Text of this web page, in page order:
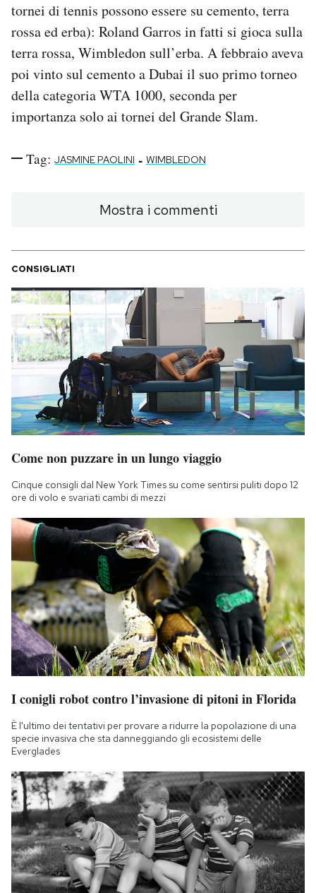
tornei di tennis possono essere su cemento, terra
rossa ed erba): Roland Garros in fatti si gioca sulla
terra rossa, Wimbledon sull’erba. A febbraio aveva
poi vinto sul cemento a Dubai il suo primo torneo
della categoria WTA 1000, seconda per
importanza solo ai tornei del Grande Slam.
Tag: JASMINE PAOLINI - WIMBLEDON
Mostra i commenti
CONSIGLIATI
Come non puzzare in un lungo viaggio
Cinque consigli dal New York Times su come sentirsi puliti dopo 12
ore di volo e svariati cambi di mezzi
I conigli robot contro l’invasione di pitoni in Florida
È l'ultimo dei tentativi per provare a ridurre la popolazione di una
specie invasiva che sta danneggiando gli ecosistemi delle
Everglades